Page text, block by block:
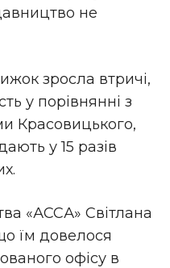
не
зросла втричі,
у порівнянні з
Красовицького,
у 15 разів
«АССА» Світлана
їм довелося
офісу в